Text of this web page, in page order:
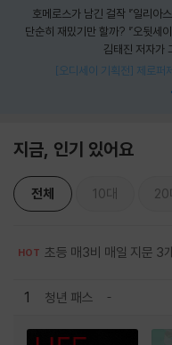
호메로스가 남긴 걸작 『일리아스』와 『오뒷세이아
단순히 재밌기만 할까? 『오뒷세
김태진 저자가
[오디세이 기획전] 제로퍼
지금, 인기 있어요
전체 10대 20
HOT 초등 매3비 매일 지문 3
1 청년 패스